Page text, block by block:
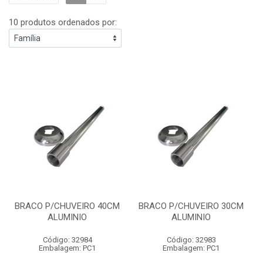
10 produtos ordenados por:
BRACO P/CHUVEIRO 40CM
ALUMINIO
Código: 32984
Embalagem: PC1
BRACO P/CHUVEIRO 30CM
ALUMINIO
Código: 32983
Embalagem: PC1